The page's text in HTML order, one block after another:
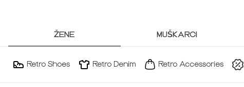
ŽENE MUŠKARCI
Retro Shoes Retro Denim Retro Accessories